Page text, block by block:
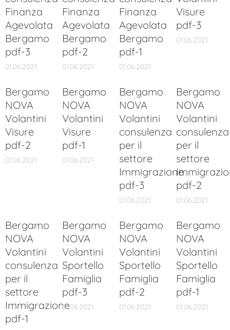
Finanza
Agevolata
Bergamo
pdf-3
01.06.2021
Finanza
Agevolata
Bergamo
pdf-2
01.06.2021
Finanza
Agevolata
Bergamo
pdf-1
01.06.2021
Visure
pdf-3
01.06.2021
Bergamo
NOVA
Volantini
Visure
pdf-2
01.06.2021
Bergamo
NOVA
Volantini
Visure
pdf-1
01.06.2021
Bergamo
NOVA
Volantini
consulenza
per il
settore
Immigrazione
pdf-3
01.06.2021
Bergamo
NOVA
Volantini
consulenza
per il
settore
pdf-2
01.06.2021
Bergamo
NOVA
Volantini
consulenza
per il
settore
Immigrazione
pdf-1
Bergamo
NOVA
Volantini
Sportello
Famiglia
pdf-3
01.06.2021
Bergamo
NOVA
Volantini
Sportello
Famiglia
pdf-2
01.06.2021
Bergamo
NOVA
Volantini
Sportello
Famiglia
pdf-1
01.06.2021